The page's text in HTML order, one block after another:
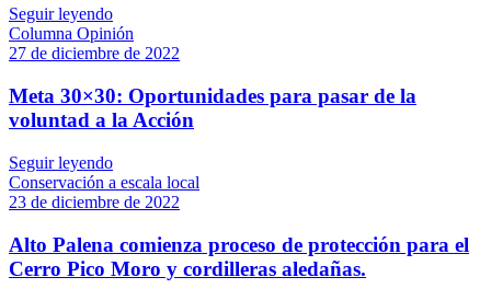
Seguir leyendo
Columna Opinión
27 de diciembre de 2022
Meta 30×30: Oportunidades para pasar de la
voluntad a la Acción
Seguir leyendo
Conservación a escala local
23 de diciembre de 2022
Alto Palena comienza proceso de protección para el
Cerro Pico Moro y cordilleras aledañas.